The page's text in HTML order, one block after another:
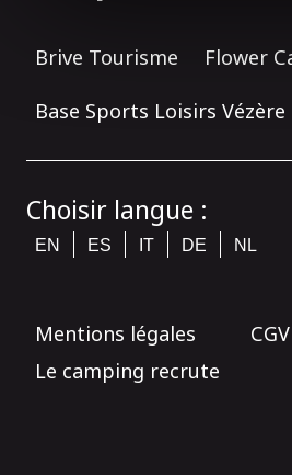
Brive Tourisme Flower
Base Sports Loisirs Vézère
Choisir langue :
EN ES IT DE NL
Mentions légales CGV
Le camping recrute